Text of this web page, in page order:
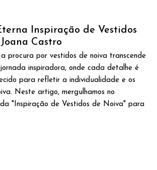
Inspiração de Vestidos
Castro
procura por vestidos de noiva transcende
inspiradora, onde cada detalhe é
para refletir a individualidade e os
Neste artigo, mergulhamos no
"Inspiração de Vestidos de Noiva" para